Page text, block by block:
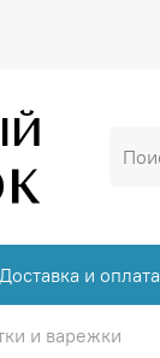
Доставка и оплата
и варежки